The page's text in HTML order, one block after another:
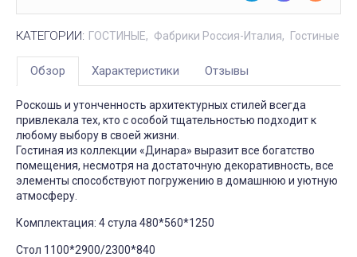
КАТЕГОРИИ: ГОСТИНЫЕ Фабрики Россия-Италия Гостиные
Обзор Характеристики Отзывы
Роскошь и утонченность архитектурных стилей всегда
привлекала тех, кто с особой тщательностью подходит к
любому выбору в своей жизни.
Гостиная из коллекции «Динара» выразит все богатство
помещения, несмотря на достаточную декоративность, все
элементы способствуют погружению в домашнюю и уютную
атмосферу.
Комплектация: 4 стула 480*560*1250
Стол 1100*2900/2300*840